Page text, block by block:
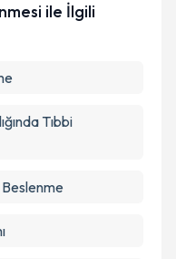
ile İlgili
Tıbbi